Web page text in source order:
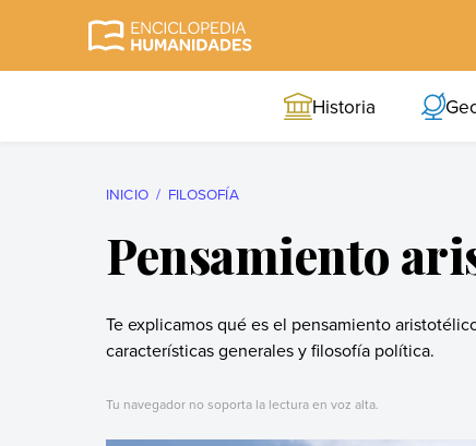
Historia
INICIO FILOSOFÍA
Pensamiento
Te explicamos qué es el pensamiento
características generales y filosofía política.
Tu navegador no soporta la lectura en voz alta.